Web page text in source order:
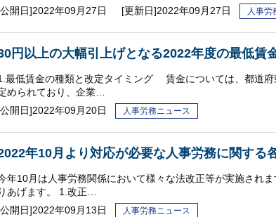
開日]2022年09月27日
[更新日]2022年09月27日 人事労
円以上の大幅引上げとなる2022年度の最低賃
最低賃金の種類と改定タイミング 賃金については、都道府
められており、企業…
開日]2022年09月20日 人事労務ニュース
年10月より対応が必要な人事労務に関する
年10月は人事労務関係において様々な法改正等が実施され
あげます。 1.改正…
開日]2022年09月13日 人事労務ニュース